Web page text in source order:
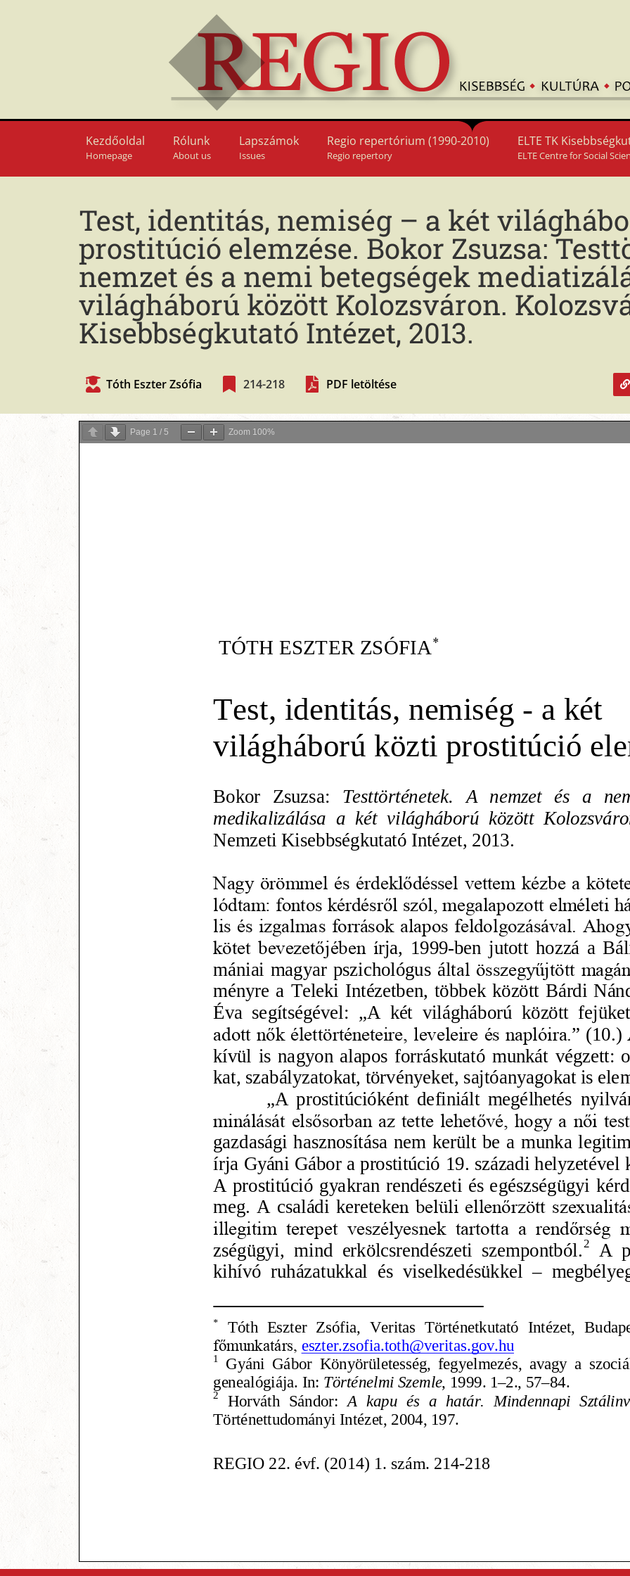
Kezdőoldal
Homepage
Rólunk
About us
Lapszámok
Issues
Regio repertórium (1990-2010)
Regio repertory
ELTE TK
ELTE Centre for Social
Test, identitás, nemiség – a két
prostitúció elemzése. Bokor Zsuzsa:
nemzet és a nemi betegségek
világháború között Kolozsváron.
Kisebbségkutató Intézet, 2013.
Tóth Eszter Zsófia 214-218 PDF letöltése
Page 1 / 5 Zoom 100%